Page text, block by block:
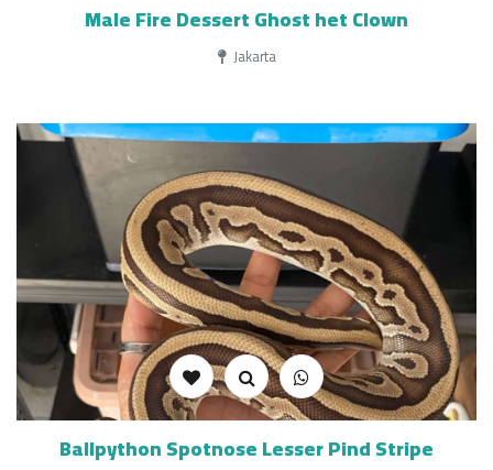
Male Fire Dessert Ghost het Clown
Jakarta
Ballpython Spotnose Lesser Pind Stripe